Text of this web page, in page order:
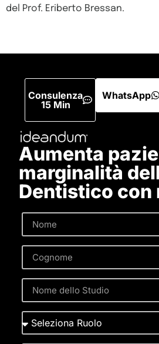
del Prof. Eriberto Bressan.
Consulenza
15 Min
WhatsApp
Aumenta
marginalità
Dentistico con